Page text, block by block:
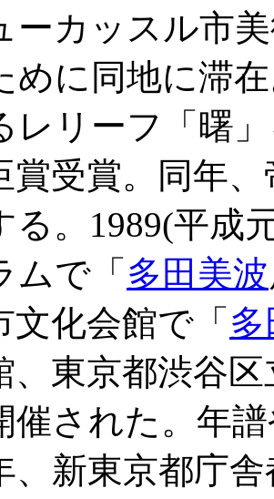
ーカッスル市
めに同地に滞
レリーフ「曙
賞受賞。同年
る。1989(平成
ムで「 多田美波
文化会館で「
、東京都渋谷
催された。年
、新東京都庁